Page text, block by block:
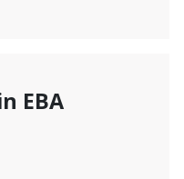
EBA